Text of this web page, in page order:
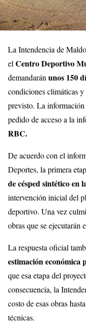
La Intendencia de
elCentro Deportivo
demandaránunos 150
condiciones climáticas
previsto. La
pedido de acceso a la
RBC.
De acuerdo con el
Deportes, la primera
de césped sintético en
intervención inicial del
deportivo. Una vez
obras que se ejecutarán
La respuesta oficial
estimación económica
que esa etapa del
consecuencia, la
costo de esas obras
técnicas.